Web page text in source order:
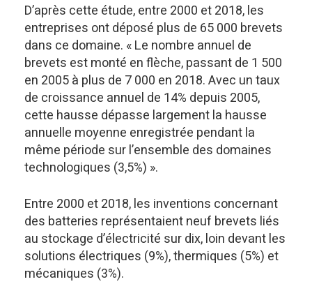
D’après cette étude, entre 2000 et 2018, les
entreprises ont déposé plus de 65 000 brevets
dans ce domaine. « Le nombre annuel de
brevets est monté en flèche, passant de 1 500
en 2005 à plus de 7 000 en 2018. Avec un taux
de croissance annuel de 14% depuis 2005,
cette hausse dépasse largement la hausse
annuelle moyenne enregistrée pendant la
même période sur l’ensemble des domaines
technologiques (3,5%) ».
Entre 2000 et 2018, les inventions concernant
des batteries représentaient neuf brevets liés
au stockage d’électricité sur dix, loin devant les
solutions électriques (9%), thermiques (5%) et
mécaniques (3%).